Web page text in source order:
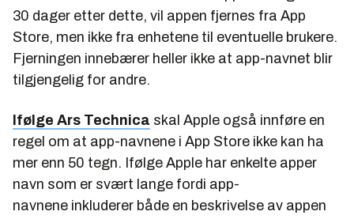
30 dager etter dette, vil appen fjernes fra App
Store, men ikke fra enhetene til eventuelle brukere.
Fjerningen innebærer heller ikke at app-navnet blir
tilgjengelig for andre.
Ifølge Ars Technica skal Apple også innføre en
regel om at app-navnene i App Store ikke kan ha
mer enn 50 tegn. Ifølge Apple har enkelte apper
navn som er svært lange fordi app-
navnene inkluderer både en beskrivelse av appen